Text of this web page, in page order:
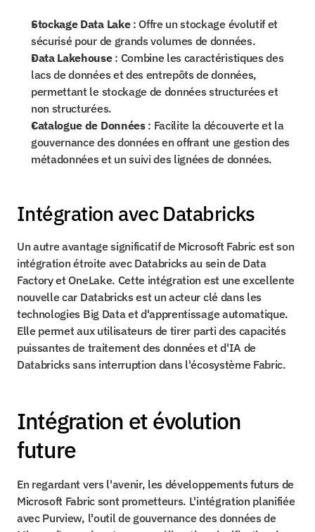
Stockage Data Lake : Offre un stockage évolutif et
sécurisé pour de grands volumes de données.
Data Lakehouse : Combine les caractéristiques des
lacs de données et des entrepôts de données,
permettant le stockage de données structurées et
non structurées.
Catalogue de Données : Facilite la découverte et la
gouvernance des données en offrant une gestion des
métadonnées et un suivi des lignées de données.
Intégration avec Databricks
Un autre avantage significatif de Microsoft Fabric est son
intégration étroite avec Databricks au sein de Data
Factory et OneLake. Cette intégration est une excellente
nouvelle car Databricks est un acteur clé dans les
technologies Big Data et d'apprentissage automatique.
Elle permet aux utilisateurs de tirer parti des capacités
puissantes de traitement des données et d'IA de
Databricks sans interruption dans l'écosystème Fabric.
Intégration et évolution
future
En regardant vers l'avenir, les développements futurs de
Microsoft Fabric sont prometteurs. L'intégration planifiée
avec Purview, l'outil de gouvernance des données de